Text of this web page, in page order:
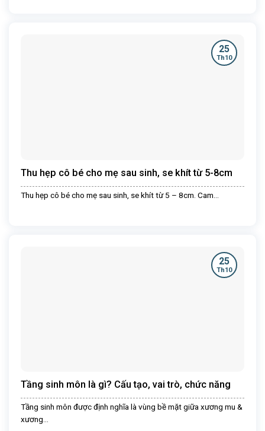
Thu hẹp cô bé cho mẹ sau sinh, se khít từ 5-8cm
Thu hẹp cô bé cho mẹ sau sinh, se khít từ 5 – 8cm. Cam...
25
Th10
Tầng sinh môn là gì? Cấu tạo, vai trò, chức năng
Tầng sinh môn được định nghĩa là vùng bề mặt giữa xương mu &
xương...
25
Th10